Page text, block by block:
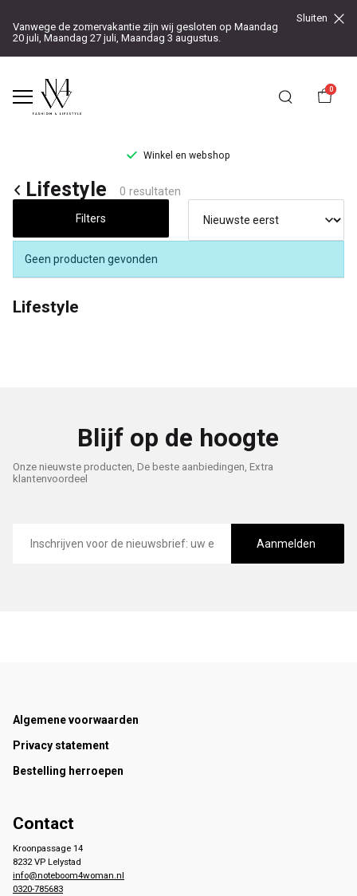
Vanwege de zomervakantie zijn wij gesloten op Maandag
20 juli, Maandag 27 juli, Maandag 3 augustus.
Sluiten
0
Winkel en webshop
Lifestyle
Noteboom
4
Woman
Lifestyle 0 resultaten
Filters
Geen producten gevonden
Lifestyle
Blijf op de hoogte
Onze nieuwste producten, De beste aanbiedingen, Extra
klantenvoordeel
mailadres
Aanmelden
Footer
Algemene voorwaarden
Privacy statement
Bestelling herroepen
Contact
Kroonpassage 14
8232 VP Lelystad
info@noteboom4woman.nl
0320-785683